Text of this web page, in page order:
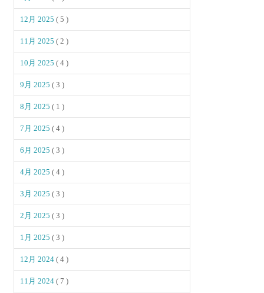
12月 2025( 5 )
11月 2025( 2 )
10月 2025( 4 )
9月 2025( 3 )
8月 2025( 1 )
7月 2025( 4 )
6月 2025( 3 )
4月 2025( 4 )
3月 2025( 3 )
2月 2025( 3 )
1月 2025( 3 )
12月 2024( 4 )
11月 2024( 7 )